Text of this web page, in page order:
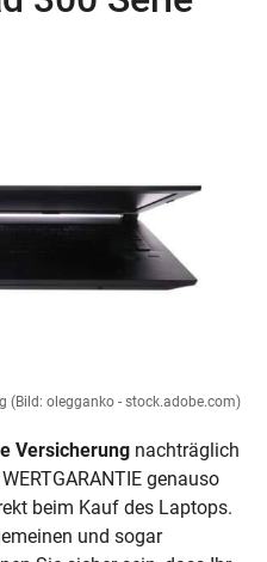
(Bild: olegganko - stock.adobe.com)
Versicherung nachträglich
genauso
beim Kauf des Laptops.
und sogar